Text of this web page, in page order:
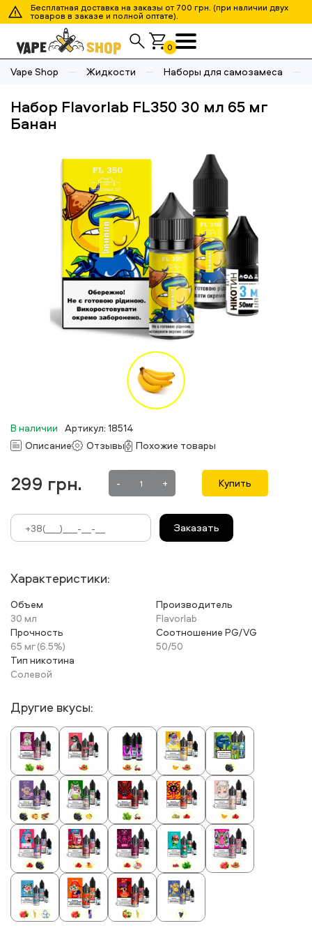
Бесплатная доставка на заказы от 700 грн. (при наличии двух
товаров в заказе и полной оптате).
0
Vape Shop Жидкости Наборы для самозамеса
Набор Flavorlab FL350 30 мл 65 мг
Банан
В наличии Артикул: 18514
Описание
Отзывы Похожие товары
299 грн. - + Купить
Заказать
Характеристики:
Объем
30 мл
Производитель
Flavorlab
Прочность
65 мг (6.5%)
Соотношение PG/VG
50/50
Тип никотина
Солевой
Другие вкусы: